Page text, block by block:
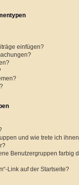
einfügen?
und wie trete ich
Benutzergruppen farbig
Link auf der Startseite?